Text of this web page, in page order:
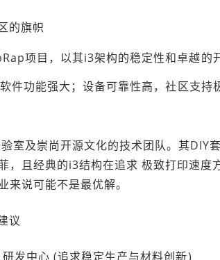
的旗帜
项目，以其i3架构的稳定性和卓越的
功能强大；设备可靠性高，社区支持
室及崇尚开源文化的技术团队。其DIY
，且经典的i3结构在追求 极致打印速度
来说可能不是最优解。
议
发中心 (追求稳定生产与材料创新)